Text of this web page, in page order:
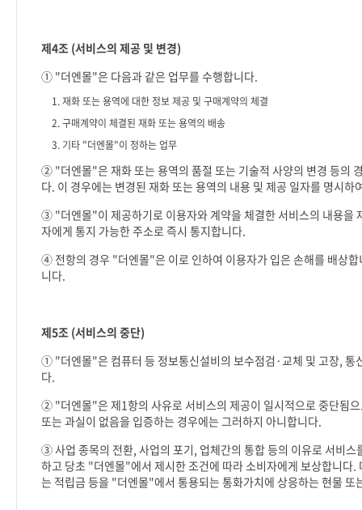
제4조 (서비스의 제공 및 변경)
① "더엔몰"은 다음과 같은 업무를 수행합니다.
1.재화 또는 용역에 대한 정보 제공 및 구매계약의 체결
2.구매계약이 체결된 재화 또는 용역의 배송
3. 기타 "더엔몰"이 정하는 업무
② "더엔몰"은 재화 또는 용역의 품절 또는 기술적 사양의 변경 등의
다. 이 경우에는 변경된 재화 또는 용역의 내용 및 제공 일자를 명시
③ "더엔몰"이 제공하기로 이용자와 계약을 체결한 서비스의 내용
자에게 통지 가능한 주소로 즉시 통지합니다.
④ 전항의 경우 "더엔몰"은 이로 인하여 이용자가 입은 손해를 배상합
니다.
제5조 (서비스의 중단)
① "더엔몰"은 컴퓨터 등 정보통신설비의 보수점검 ·교체 및 고장, 통
다.
② "더엔몰"은 제1항의 사유로 서비스의 제공이 일시적으로 중단됨
또는 과실이 없음을 입증하는 경우에는 그러하지 아니합니다.
③ 사업 종목의 전환, 사업의 포기, 업체간의 통합 등의 이유로 서비
하고 당초 "더엔몰"에서 제시한 조건에 따라 소비자에게 보상합니다.
는 적립금 등을 "더엔몰"에서 통용되는 통화가치에 상응하는 현물